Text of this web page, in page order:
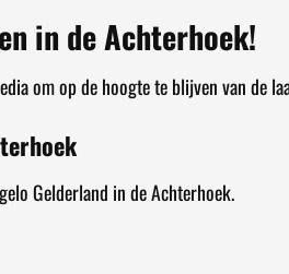
in de Achterhoek!
om op de hoogte te blijven van de
Gelderland in de Achterhoek.